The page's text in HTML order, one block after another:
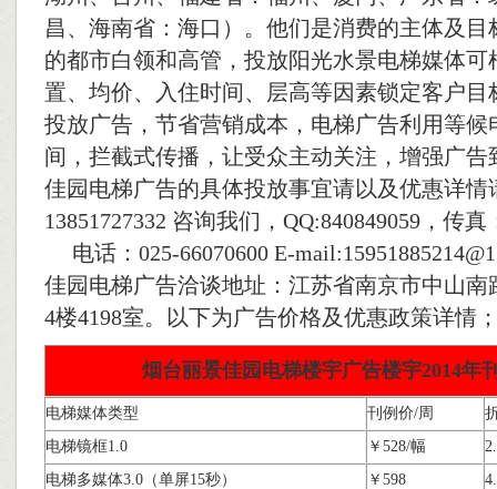
昌、海南省：海口）。他们是消费的主体及目
的都市白领和高管，投放阳光水景电梯媒体可
置、均价、入住时间、层高等因素锁定客户目
投放广告，节省营销成本，电梯广告利用等候
间，拦截式传播，让受众主动关注，增强广告
佳园电梯广告的具体投放事宜请以及优惠详情
13851727332 咨询我们，QQ:840849059，传真
电话：025-66070600 E-
佳园电梯广告洽谈地址：江苏省南京市中山南
4楼4198室。以下为广告价格及优惠政策详情
烟台丽景佳园电梯楼宇广告楼宇2014年
电梯媒体类型 刊例价/周
电梯镜框1.0
￥528/幅
电梯多媒体3.0（单屏15秒）
￥598